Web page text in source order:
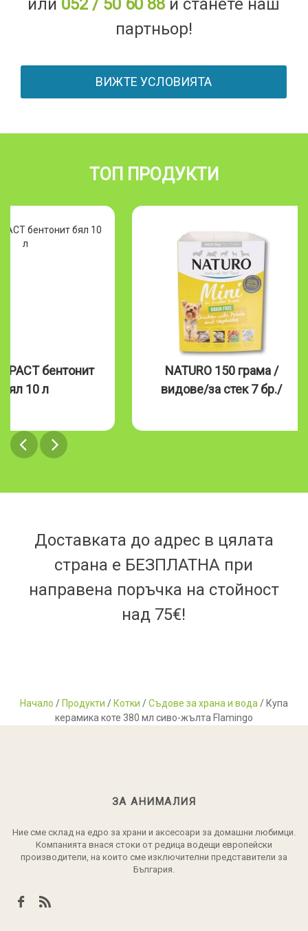
или 052 / 50 60 88 и станете наш
партньор!
ВИЖТЕ УСЛОВИЯТА
ТОП ПРОДУКТИ
бентонит
бял 10 л
NATURO 150 грама /
видове/за стек 7 бр./
Доставката до адрес в цялата
страна е БЕЗПЛАТНА при
направена поръчка на стойност
над 75€!
Начало / Продукти / Котки /Съдове за храна и вода / Купа
керамика коте 380 мл сиво-жълта Flamingo
ЗА АНИМАЛИЯ
Ние сме склад на едро за храни и аксесоари за домашни любимци.
Компанията внася стоки от редица водещи европейски
производители, на които сме изключителни представители за
България.